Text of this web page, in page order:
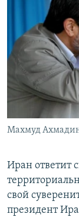
КУЛЬТУРА
СПОРТ
АРХИВ
Հայերեն
English
Русский
Все сайты
Махмуд
Иран ответит
свой
президент